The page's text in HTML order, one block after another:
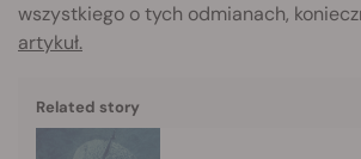
wszystkiego o tych odmianach,
artykuł.
Related story